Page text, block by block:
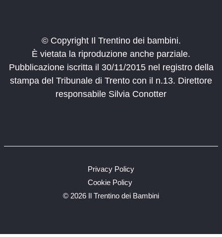
© Copyright Il Trentino dei bambini.
È vietata la riproduzione anche parziale.
Pubblicazione iscritta il 30/11/2015 nel registro della
stampa del Tribunale di Trento con il n.13. Direttore
responsabile Silvia Conotter
© 2026 Il Trentino dei Bambini
Privacy Policy
Cookie Policy